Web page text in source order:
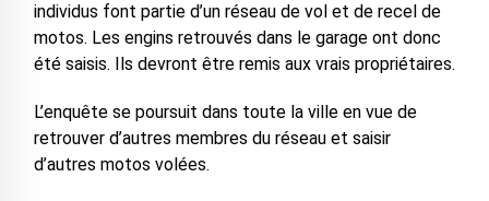
individus font partie d’un réseau de vol et de recel de
motos. Les engins retrouvés dans le garage ont donc
été saisis. Ils devront être remis aux vrais propriétaires.
L’enquête se poursuit dans toute la ville en vue de
retrouver d’autres membres du réseau et saisir
d’autres motos volées.